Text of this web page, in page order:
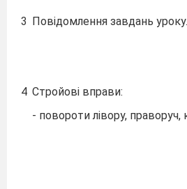
3 Повідомлення завдань уроку.
4 Стройові вправи:
- повороти лівору, праворуч,